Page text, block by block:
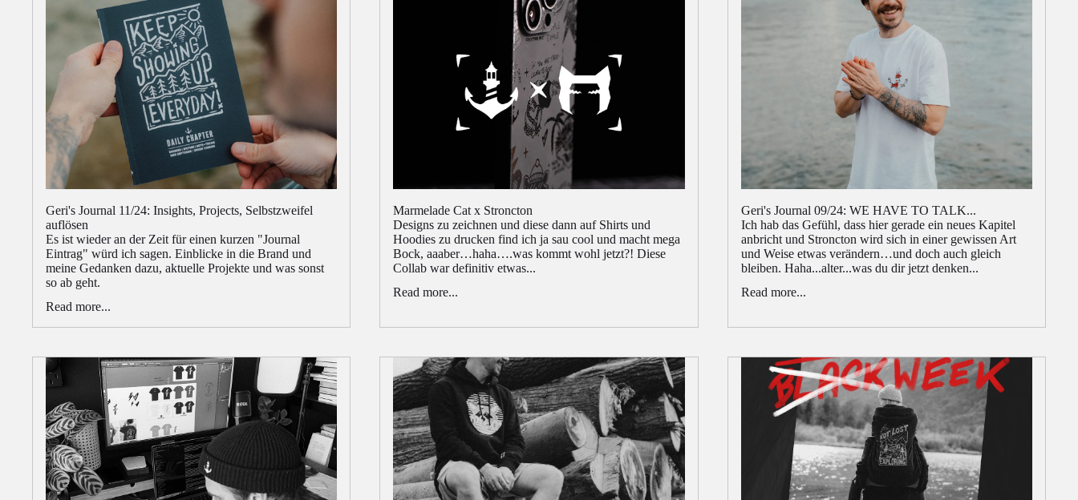
Geri's Journal 11/24: Insights, Projects, Selbstzweifel
auflösen
Es ist wieder an der Zeit für einen kurzen "Journal
Eintrag" würd ich sagen. Einblicke in die Brand und
meine Gedanken dazu, aktuelle Projekte und was sonst
so ab geht.
Read more...
Marmelade Cat x Stroncton
Designs zu zeichnen und diese dann auf Shirts und
Hoodies zu drucken find ich ja sau cool und macht mega
Bock, aaaber…haha….was kommt wohl jetzt?! Diese
Collab war definitiv etwas...
Read more...
Geri's Journal 09/24: WE HAVE TO TALK...
Ich hab das Gefühl, dass hier gerade ein neues Kapitel
anbricht und Stroncton wird sich in einer gewissen Art
und Weise etwas verändern…und doch auch gleich
bleiben. Haha...alter...was du dir jetzt denken...
Read more...